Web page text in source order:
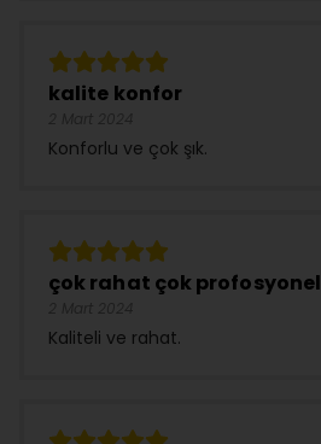
kalite konfor
Konforlu ve çok şık.
çok rahat çok profosyonel
Kaliteli ve rahat.